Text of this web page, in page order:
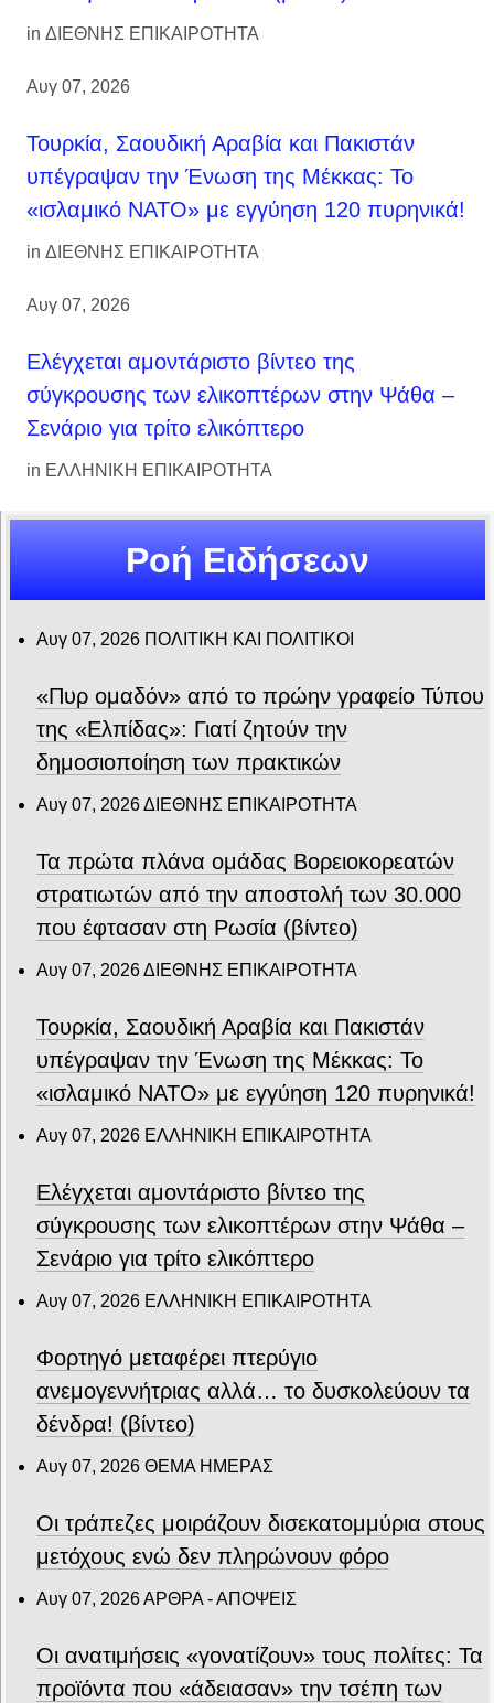
in ΔΙΕΘΝΗΣ ΕΠΙΚΑΙΡΟΤΗΤΑ
Αυγ 07, 2026
Τουρκία, Σαουδική Αραβία και Πακιστάν
υπέγραψαν την Ένωση της Μέκκας: Το
«ισλαμικό ΝΑΤΟ» με εγγύηση 120 πυρηνικά!
in ΔΙΕΘΝΗΣ ΕΠΙΚΑΙΡΟΤΗΤΑ
Αυγ 07, 2026
Ελέγχεται αμοντάριστο βίντεο της
σύγκρουσης των ελικοπτέρων στην Ψάθα –
Σενάριο για τρίτο ελικόπτερο
in ΕΛΛΗΝΙΚΗ ΕΠΙΚΑΙΡΟΤΗΤΑ
Ροή Ειδήσεων
Αυγ 07, 2026 ΠΟΛΙΤΙΚΗ ΚΑΙ ΠΟΛΙΤΙΚΟΙ
«Πυρ ομαδόν» από το πρώην γραφείο Τύπου
της «Ελπίδας»: Γιατί ζητούν την
δημοσιοποίηση των πρακτικών
Αυγ 07, 2026ΔΙΕΘΝΗΣ ΕΠΙΚΑΙΡΟΤΗΤΑ
Τα πρώτα πλάνα ομάδας Βορειοκορεατών
στρατιωτών από την αποστολή των 30.000
που έφτασαν στη Ρωσία (βίντεο)
Αυγ 07, 2026ΔΙΕΘΝΗΣ ΕΠΙΚΑΙΡΟΤΗΤΑ
Τουρκία, Σαουδική Αραβία και Πακιστάν
υπέγραψαν την Ένωση της Μέκκας: Το
«ισλαμικό ΝΑΤΟ» με εγγύηση 120 πυρηνικά!
Αυγ 07, 2026 ΕΛΛΗΝΙΚΗ ΕΠΙΚΑΙΡΟΤΗΤΑ
Ελέγχεται αμοντάριστο βίντεο της
σύγκρουσης των ελικοπτέρων στην Ψάθα –
Σενάριο για τρίτο ελικόπτερο
Αυγ 07, 2026 ΕΛΛΗΝΙΚΗ ΕΠΙΚΑΙΡΟΤΗΤΑ
Φορτηγό μεταφέρει πτερύγιο
ανεμογεννήτριας αλλά… το δυσκολεύουν τα
δένδρα! (βίντεο)
Αυγ 07, 2026 ΘΕΜΑ ΗΜΕΡΑΣ
Οι τράπεζες μοιράζουν δισεκατομμύρια στους
μετόχους ενώ δεν πληρώνουν φόρο
Αυγ 07, 2026ΑΡΘΡΑ - ΑΠΟΨΕΙΣ
Οι ανατιμήσεις «γονατίζουν» τους πολίτες: Τα
προϊόντα που «άδειασαν» την τσέπη των